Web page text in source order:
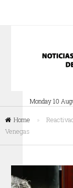
Monday 10
Home »
Venegas